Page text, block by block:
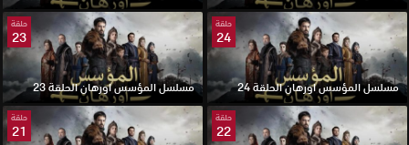
حلقة
24
مسلسل المؤسس اورهان الحلقة 24
حلقة
23
مسلسل المؤسس اورهان الحلقة 23
حلقة
22
حلقة
21